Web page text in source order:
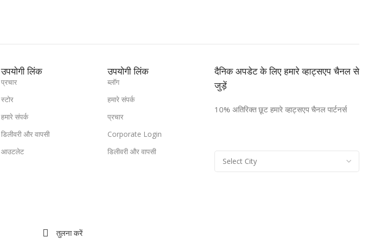
उपयोगी लिंक
प्रचार
स्टोर
हमारे संपर्क
डिलीवरी और वापसी
आउटलेट
उपयोगी लिंक
ब्लॉग
हमारे संपर्क
प्रचार
Corporate Login
डिलीवरी और वापसी
दैनिक अपडेट के लिए हमारे व्हाट्सएप चैनल से
जुड़ें
10% अतिरिक्त छूट हमारे व्हाट्सएप चैनल पार्टनर्स
तुलना करें